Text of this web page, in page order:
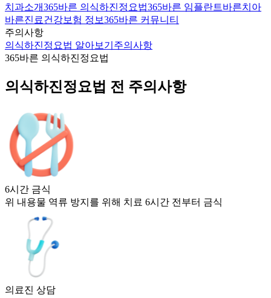
치과소개365바른 의식하진정요법365바른 임플란트바른치아
바른진료건강보험 정보365바른 커뮤니티
주의사항
의식하진정요법 알아보기 주의사항
365바른 의식하진정요법
의식하진정요법 전 주의사항
6시간 금식
위 내용물 역류 방지를 위해 치료 6시간 전부터 금식
의료진 상담